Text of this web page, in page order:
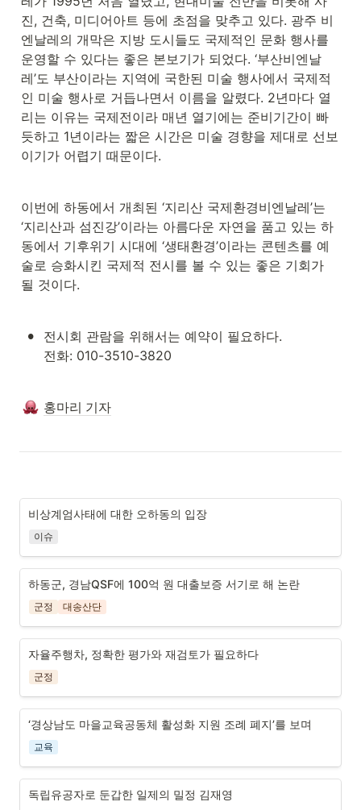
진, 건축, 미디어아트 등에 초점을 맞추고 있다. 광주 비
엔날레의 개막은 지방 도시들도 국제적인 문화 행사를
운영할 수 있다는 좋은 본보기가 되었다. ‘부산비엔날
레’도 부산이라는 지역에 국한된 미술 행사에서 국제적
인 미술 행사로 거듭나면서 이름을 알렸다. 2년마다 열
리는 이유는 국제전이라 매년 열기에는 준비기간이 빠
듯하고 1년이라는 짧은 시간은 미술 경향을 제대로 선보
이기가 어렵기 때문이다.
이번에 하동에서 개최된 ‘지리산 국제환경비엔날레’는
‘지리산과 섬진강’이라는 아름다운 자연을 품고 있는 하
동에서 기후위기 시대에 ‘생태환경’이라는 콘텐츠를 예
술로 승화시킨 국제적 전시를 볼 수 있는 좋은 기회가
될 것이다.
•
전시회 관람을 위해서는 예약이 필요하다.
전화: 010-3510-3820
홍마리 기자
비상계엄사태에 대한 오하동의 입장
이슈
하동군, 경남QSF에 100억 원 대출보증 서기로 해 논란
군정 대송산단
자율주행차, 정확한 평가와 재검토가 필요하다
군정
‘경상남도 마을교육공동체 활성화 지원 조례 폐지’를 보며
교육
독립유공자로 둔갑한 일제의 밀정 김재영